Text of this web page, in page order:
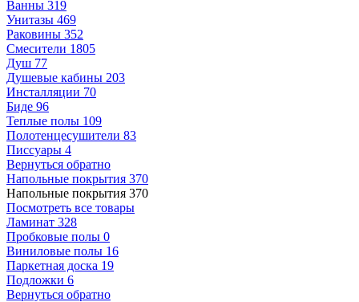
Ванны 319
Унитазы 469
Раковины 352
Смесители 1805
Душ 77
Душевые кабины 203
Инсталляции 70
Биде 96
Теплые полы 109
Полотенцесушители 83
Писсуары 4
Вернуться обратно
Напольные покрытия 370
Напольные покрытия 370
Посмотреть все товары
Ламинат 328
Пробковые полы 0
Виниловые полы 16
Паркетная доска 19
Подложки 6
Вернуться обратно